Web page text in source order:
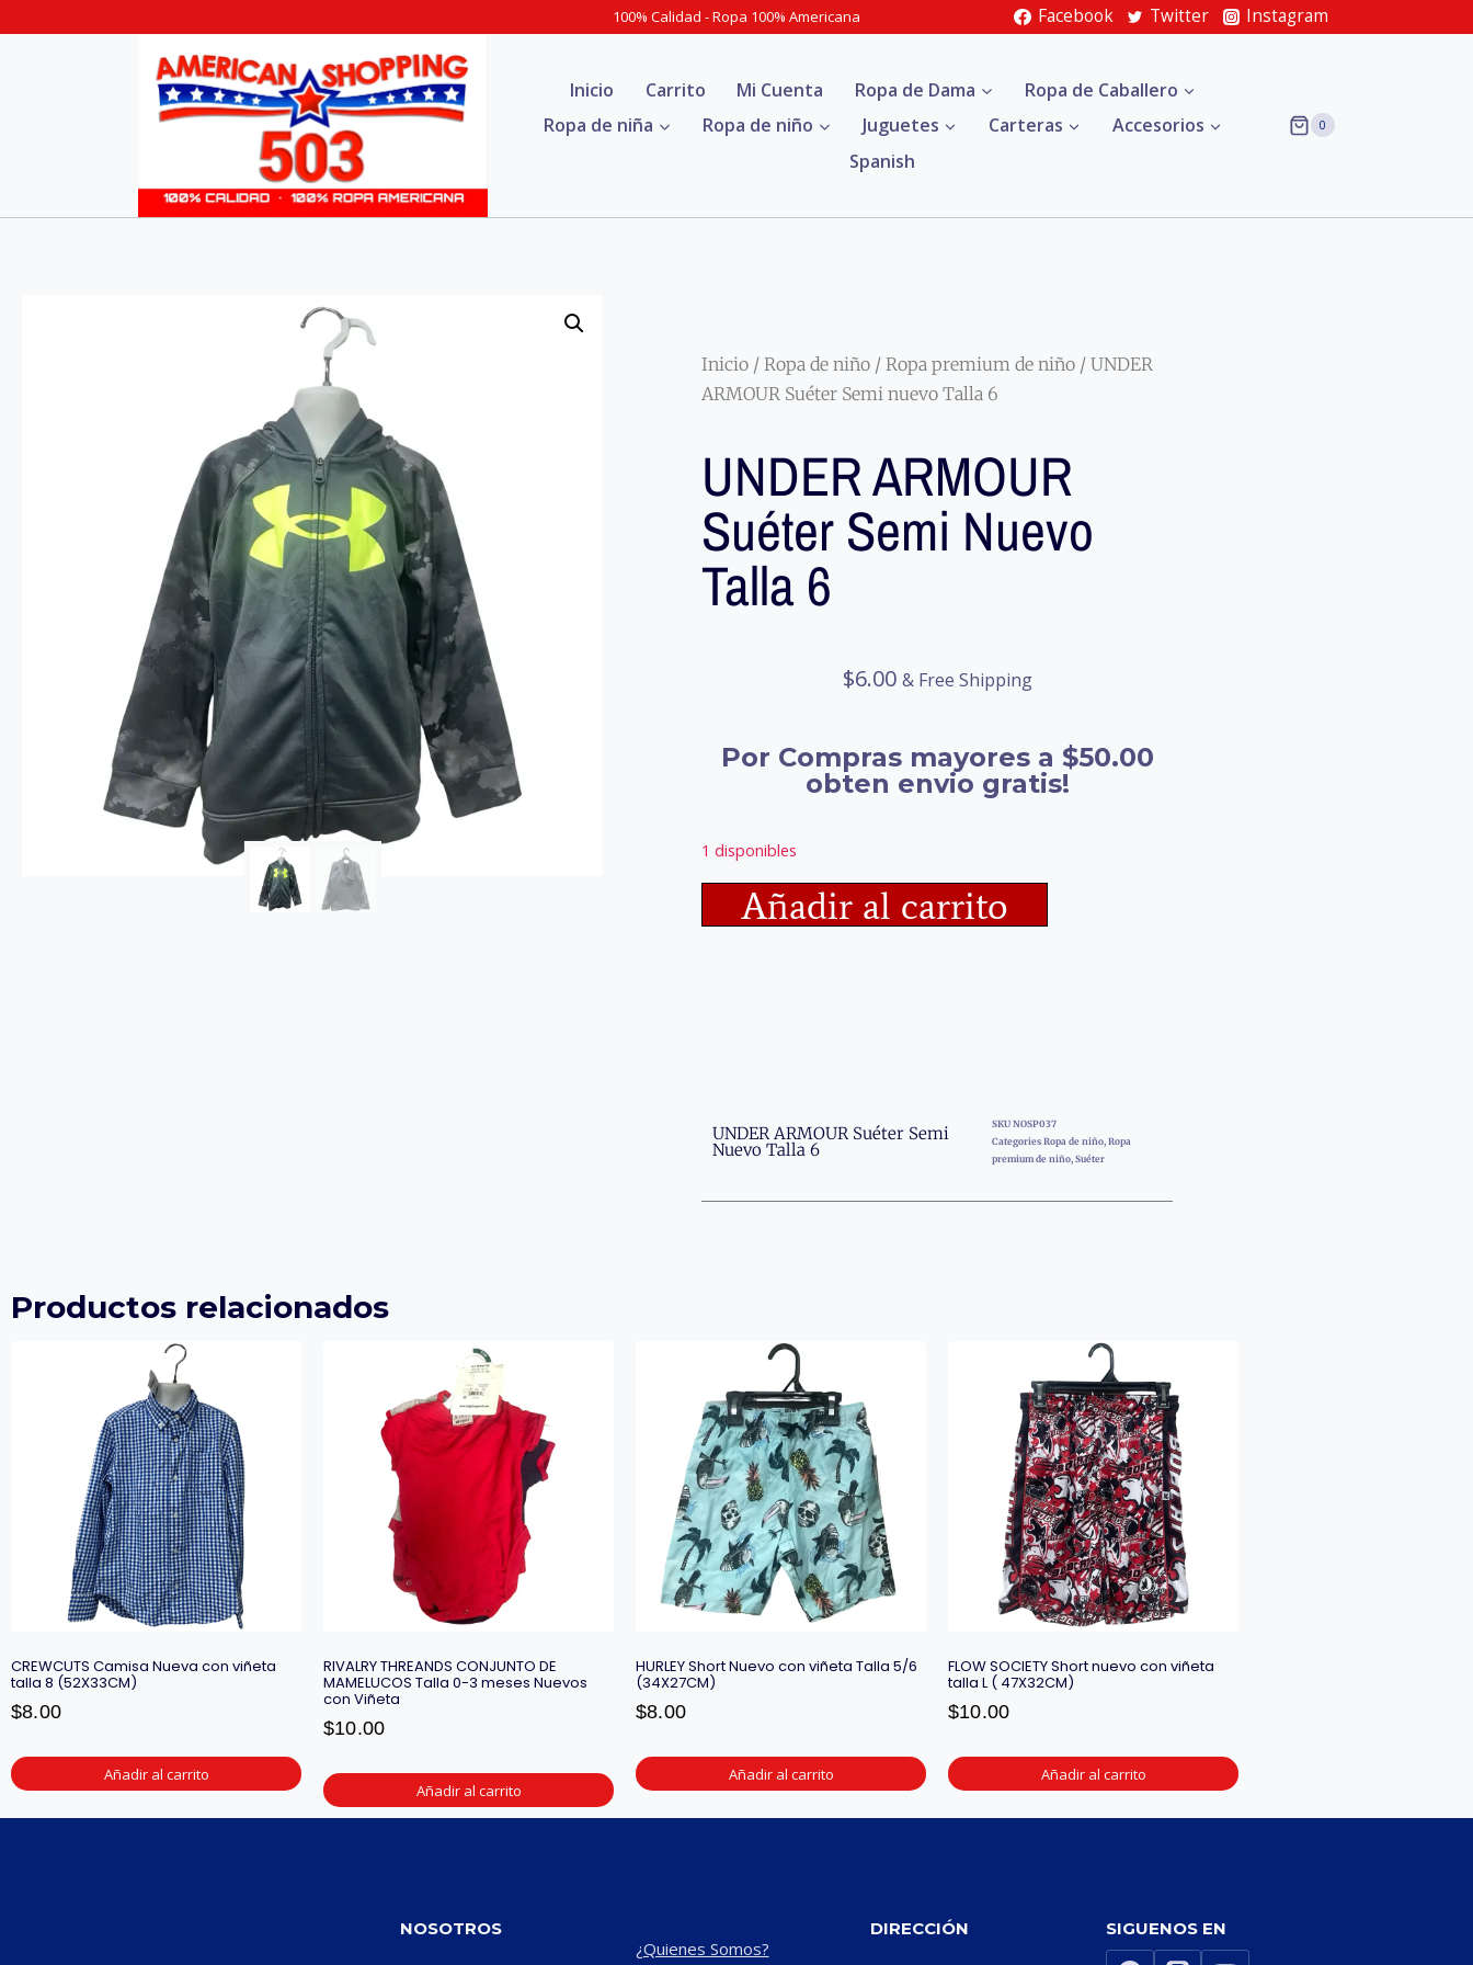
100% Calidad - Ropa 100% Americana Facebook Twitter Instagram
Inicio Carrito Mi Cuenta Ropa de Dama
Ropa de Caballero
Ropa de niña
Ropa de niño Juguetes Carteras
Accesorios
Spanish
0
Inicio / Ropa de niño / Ropa premium de niño / UNDER
ARMOUR Suéter Semi nuevo Talla 6
UNDER ARMOUR
Suéter Semi Nuevo
Talla 6
$6.00 & Free Shipping
Por Compras mayores a $50.00
obten envio gratis!
1 disponibles
Añadir al carrito
UNDER ARMOUR Suéter Semi
Nuevo Talla 6
SKU NOSP037
Categories Ropa de niño, Ropa
premium de niño, Suéter
Productos relacionados
CREWCUTS Camisa Nueva con viñeta
talla 8 (52X33CM)
$8.00
Añadir al carrito
RIVALRY THREANDS CONJUNTO DE
MAMELUCOS Talla 0-3 meses Nuevos
con Viñeta
$10.00
Añadir al carrito
HURLEY Short Nuevo con viñeta Talla 5/6
(34X27CM)
$8.00
Añadir al carrito
FLOW SOCIETY Short nuevo con viñeta
talla L ( 47X32CM)
$10.00
Añadir al carrito
NOSOTROS
¿Quienes Somos?
DIRECCIÓN SIGUENOS EN